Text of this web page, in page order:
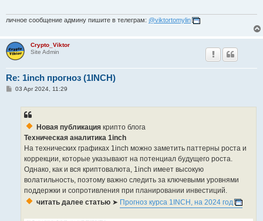
личное сообщение админу пишите в телеграм: @viktortomylin
Crypto_Viktor
Site Admin
Re: 1inch прогноз (1INCH)
P03 Apr 2024, 11:29
Новая публикация крипто блога
Техническая аналитика 1inch
На технических графиках 1inch можно заметить паттерны роста и
коррекции, которые указывают на потенциал будущего роста.
Однако, как и вся криптовалюта, 1inch имеет высокую
волатильность, поэтому важно следить за ключевыми уровнями
поддержки и сопротивления при планировании инвестиций.
читать далее статью ➤ Прогноз курса 1INCH, на 2024 год